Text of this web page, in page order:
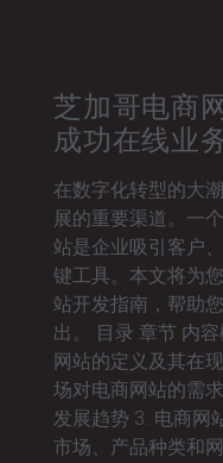
芝加哥电商
成功在线业
在数字化转型的大
展的重要渠道。一
站是企业吸引客户
键工具。本文将为
站开发指南，帮助
出。 目录 章节 内
网站的定义及其在
场对电商网站的需
发展趋势 3. 电商网
市场、产品种类和